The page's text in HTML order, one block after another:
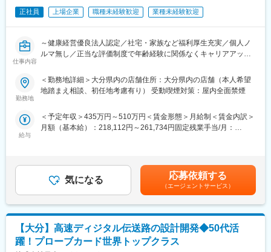
変更の範囲：会社の定める業務
■教育体制：
同社オリジナルの研修制度を設けているため確実なスキルアップ
度の海外研修があり、デモ機を使用して機械の構造やメンテナン
スの方法を基礎から学びます。その後部門に配属され、定期メン
※直近ではWEB研修を充実させるなど、トレーニングに力を入れ
ております。
■キャリアパス：
当ポジションを極めてマネージャーになる場合や、チーム内で解
■企業の魅力：
◇高い技術力：大手からの信頼も厚い当社。検査機器の世界シェ
アは85％を誇り、グローバル市場において圧倒的なシェアを誇っ
社売り上げの15～20％を研究開発費に投じています。
◇幅広い顧客による安定性：同社は半導体製造装置メーカーであ
りながら、同社の検査装置は、その品質の高さから、半導体装置
正社員 上場企業 職種未経験歓迎 業種未経験歓迎
仕事内容
～健康経営優良法人認定／社宅・家族など福利厚生充実／個人ノ
ルマ無し／正当な評価制度で年齢経験に関係なくキャリアアップ
全国に約460店舗展開し、業界実績トップクラスを誇る中古車販
売店「ガリバー」で、
だきます。
・来店集客活動（webサイトへの情報登録、店舗ブログの更新な
ど）
・その他店舗運営業務など
■組織構成：
1店舗あたり約6名程度、一部10名以上の社員がいる大型店舗もあ
ります。
勤務地
＜勤務地詳細＞大分県内の店舗住所：大分県内の店舗（本人希望
地踏まえ相談、初任地考慮有り） 受動喫煙対策：屋内全面禁煙
給与
＜予定年収＞435万円～510万円＜賃金形態＞月給制＜賃金内訳＞
月額（基本給）：218,112円～261,734円固定残業手当/月：
年収には平均インセンティブ(60万)を含みます。※配属先により地
域手当 ※昇給年1回 ※賞与年2回(平均3ヶ月分)【年収モデル】年収
450万円 入社2年目 店舗スタッフ年収634万円 入社4年目 営業主任
年収855万円 入社6年目 店長賃金はあくまでも目安の金額であ
り、選考を通じて上下する可能性があります。月給(月額)は固定手
当を含めた表記です。
気になる 応募依頼する
（エージェントサービス）
【大分】高速ディジタル伝送路の設計開発◆50代活
躍！プローブカード世界トップクラス